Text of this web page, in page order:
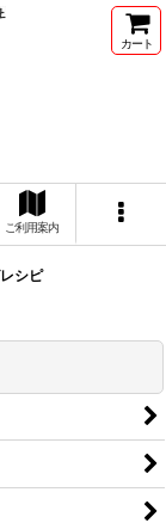
カート
ご利用案内
シピ